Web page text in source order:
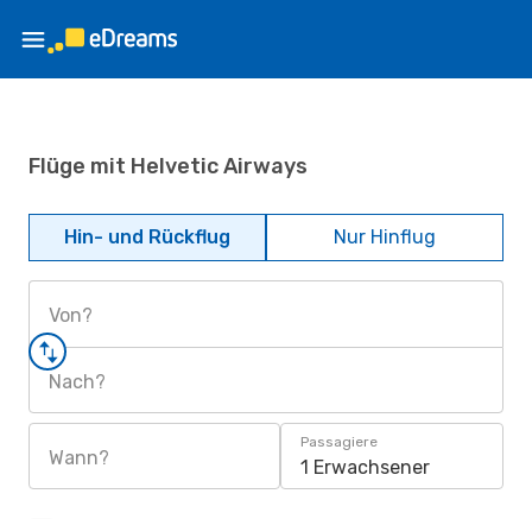
Flüge mit Helvetic Airways
Hin- und Rückflug Nur Hinflug
Von?
Nach?
Wann?
Passagiere
1 Erwachsener